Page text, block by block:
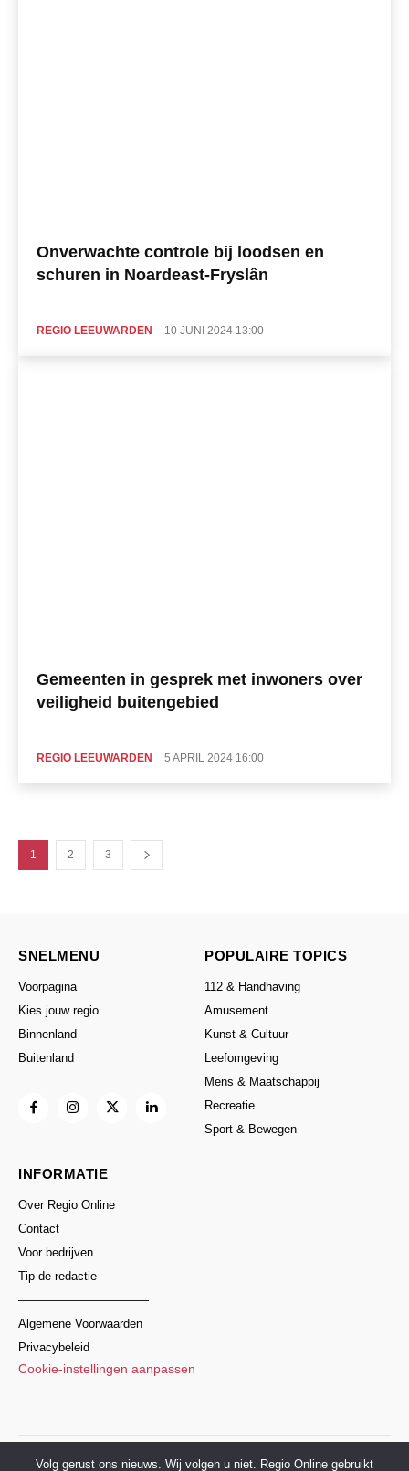
Onverwachte controle bij loodsen en
schuren in Noardeast-Fryslân
REGIO LEEUWARDEN 10 JUNI 2024 13:00
Gemeenten in gesprek met inwoners over
veiligheid buitengebied
REGIO LEEUWARDEN 5 APRIL 2024 16:00
1 2 3
SNELMENU
Voorpagina
Kies jouw regio
Binnenland
Buitenland
POPULAIRE TOPICS
112 & Handhaving
Amusement
Kunst & Cultuur
Leefomgeving
Mens & Maatschappij
Recreatie
Sport & Bewegen
INFORMATIE
Over Regio Online
Contact
Voor bedrijven
Tip de redactie
———————————
Algemene Voorwaarden
Privacybeleid
Cookie-instellingen aanpassen
Volg gerust ons nieuws. Wij volgen u niet. Regio Online gebruikt